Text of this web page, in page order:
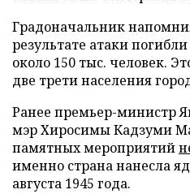
Градоначальник
результате атаки
около 150 тыс. человек.
две трети населения
Ранее премьер-министр
мэр Хиросимы Кадзуми
памятных мероприятий
именно страна нанесла
августа 1945 года.